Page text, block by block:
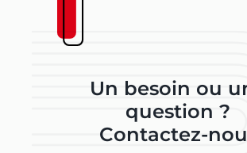
Un besoin ou
question ?
Contactez-